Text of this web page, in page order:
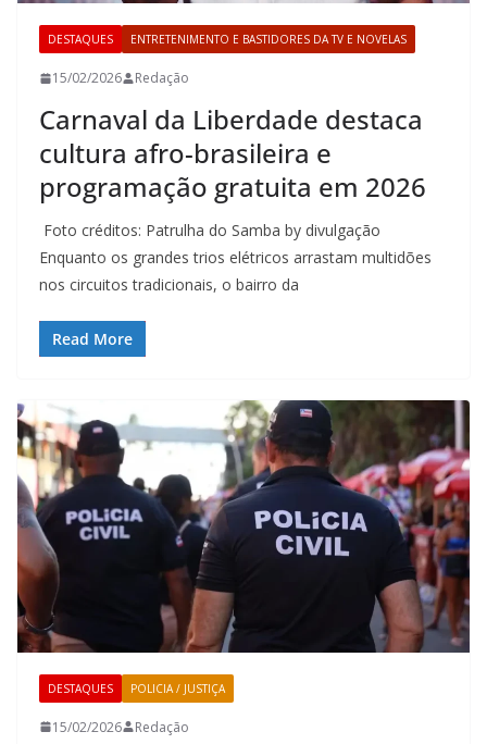
DESTAQUES ENTRETENIMENTO E BASTIDORES DA TV E NOVELAS
15/02/2026 Redação
Carnaval da Liberdade destaca
cultura afro-brasileira e
programação gratuita em 2026
Foto créditos: Patrulha do Samba by divulgação
Enquanto os grandes trios elétricos arrastam multidões
nos circuitos tradicionais, o bairro da
Read More
DESTAQUES POLICIA / JUSTIÇA
15/02/2026 Redação